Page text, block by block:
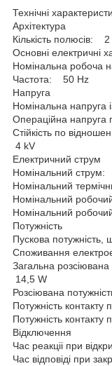
Технічні
Архітектура
Кількість полюсів: 2
Основні електричні
Номінальна робоча
Частота: 50 Hz
Напруга
Номінальна напруга
Операційна
Стійкість по
4 kV
Електричний струм
Номінальний
Номінальний
Номінальний
Номінальний
Потужність
Пускова
Споживання
Загальна
14,5 W
Розсіювана
Потужність
Потужність
Відключення
Час реакціі при
Час відповіді при